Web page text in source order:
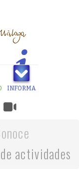
INFORMA
actividades